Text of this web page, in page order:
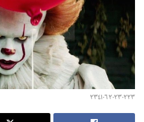
٢٠٢٣٠٢٢٣ ٢٣٤١٠٦